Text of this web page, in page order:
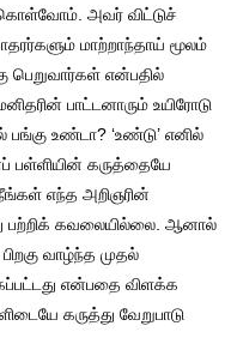
கொள்வோம். அவர் விட்டுச்
மாற்றாந்தாய் மூலம்
பெறுவார்கள் என்பதில்
பாட்டனாரும் உயிரோடு
உண்டா? ‘உண்டு’ எனில்
பள்ளியின் கருத்தையே
எந்த அறிஞரின்
பற்றிக் கவலையில்லை. ஆனால்
வாழ்ந்த முதல்
என்பதை விளக்க
கருத்து வேறுபாடு